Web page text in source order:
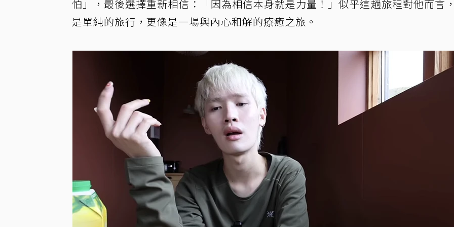
怕」，最後選擇重新相信：「因為相信本身就是力量！」似乎這趟旅程對他而言
是單純的旅行，更像是一場與內心和解的療癒之旅。